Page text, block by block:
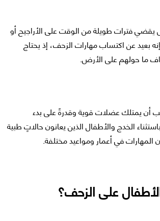
يقضي فترات طويلة من الوقت على الأراجيح أو
بعيد عن اكتساب مهارات الزحف، إذ يحتاج
ما حولهم على الأرض.
أن يمتلك عضلات قوية وقدرةً على بدء
الخدج والأطفال الذين يعانون حالاتٍ طبية
المهارات في أعمار ومواعيد مختلفة.
على الزحف؟